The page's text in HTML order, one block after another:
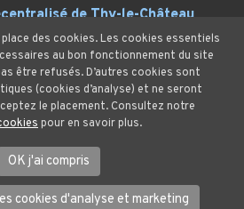
de Thy-le-Château
des données et cookies
Tous droits réservés.
des cookies. Les cookies essentiels
au bon fonctionnement du site
être refusés. D’autres cookies sont
(cookies d’analyse) et ne seront
le placement. Consultez notre
pour en savoir plus.
OK j'ai compris
cookies d'analyse et marketing